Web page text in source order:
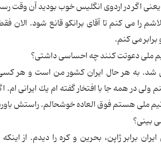
یعنى اگر در اردوى انگلیس خوب بودید آن وقت
مى كنم.
ملى دعوتت كنند چه احساسى داشتى؟
به هر حال ایران كشور من است و هر كسى
در همه جا با افتخار گفته ام یك ایرانى ام.
تیم ملى هستم فوق العاده خوشحالم. راستش
بینى؟
برابر ژاپن، بحرین و كره را دیدم. از